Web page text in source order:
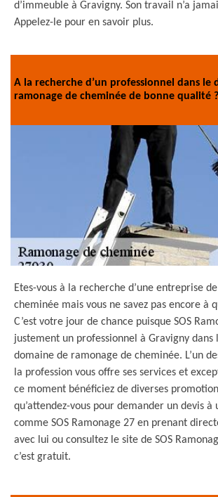
d’immeuble à Gravigny. Son travail n’a
Appelez-le pour en savoir plus.
A la recherche d’un professionnel dans le
ramonage de cheminée de bonne qualité ?
Etes-vous à la recherche d’une entreprise
cheminée mais vous ne savez pas encore à
C’est votre jour de chance puisque SOS
justement un professionnel à Gravigny dans
domaine de ramonage de cheminée. L’un
la profession vous offre ses services et
ce moment bénéficiez de diverses
qu’attendez-vous pour demander un devis à
comme SOS Ramonage 27 en prenant
avec lui ou consultez le site de SOS
c’est gratuit.